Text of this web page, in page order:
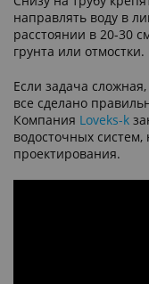
направлять воду в
расстоянии в 20-30
грунта или отмостки.
Если задача
все сделано
Компания Loveks-k
водосточных систем,
проектирования.